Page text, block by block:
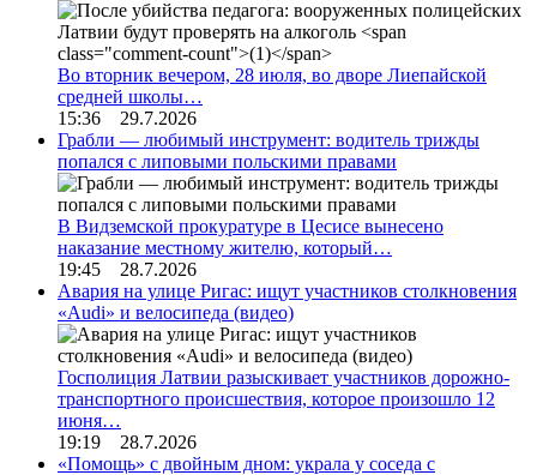
Во вторник вечером, 28 июля, во дворе Лиепайской
средней школы…
15:36 29.7.2026
Грабли — любимый инструмент: водитель трижды
попался с липовыми польскими правами
В Видземской прокуратуре в Цесисе вынесено
наказание местному жителю, который…
19:45 28.7.2026
Авария на улице Ригас: ищут участников столкновения
«Audi» и велосипеда (видео)
Госполиция Латвии разыскивает участников дорожно-
транспортного происшествия, которое произошло 12
июня…
19:19 28.7.2026
«Помощь» с двойным дном: украла у соседа с